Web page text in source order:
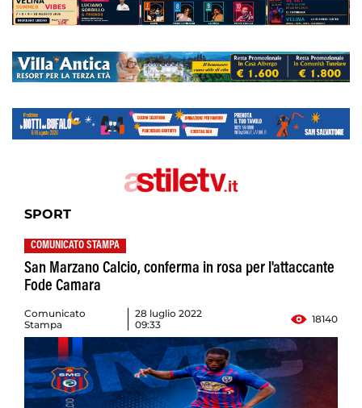
SPORT
COMUNICATO STAMPA
San Marzano Calcio, conferma in rosa per l'attaccante
Fode Camara
Comunicato
Stampa
28 luglio 2022
09:33
18140